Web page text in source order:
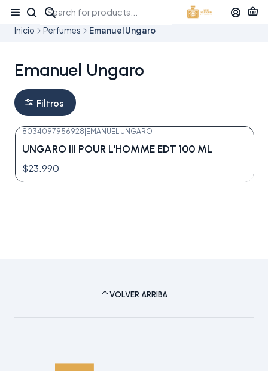
¡APROVECHA NUESTRAS OFERTAS EN TUBBEES ESTE DÍA DEL NIÑO!
Inicio Perfumes Emanuel Ungaro
Emanuel Ungaro
Filtros
8034097956928 EMANUEL UNGARO
UNGARO III POUR L'HOMME EDT 100 ML
$23.990
VOLVER ARRIBA